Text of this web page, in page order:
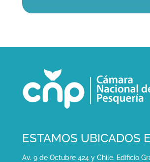
ESTAMOS UBICADOS
Av. 9 de Octubre 424 y Chile. Edificio